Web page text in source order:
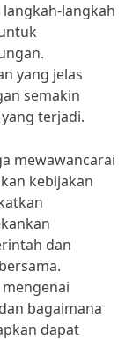
langkah
yang jelas
semakin
terjadi.
mewawancarai
kebijakan
dan
bagaimana
dapat